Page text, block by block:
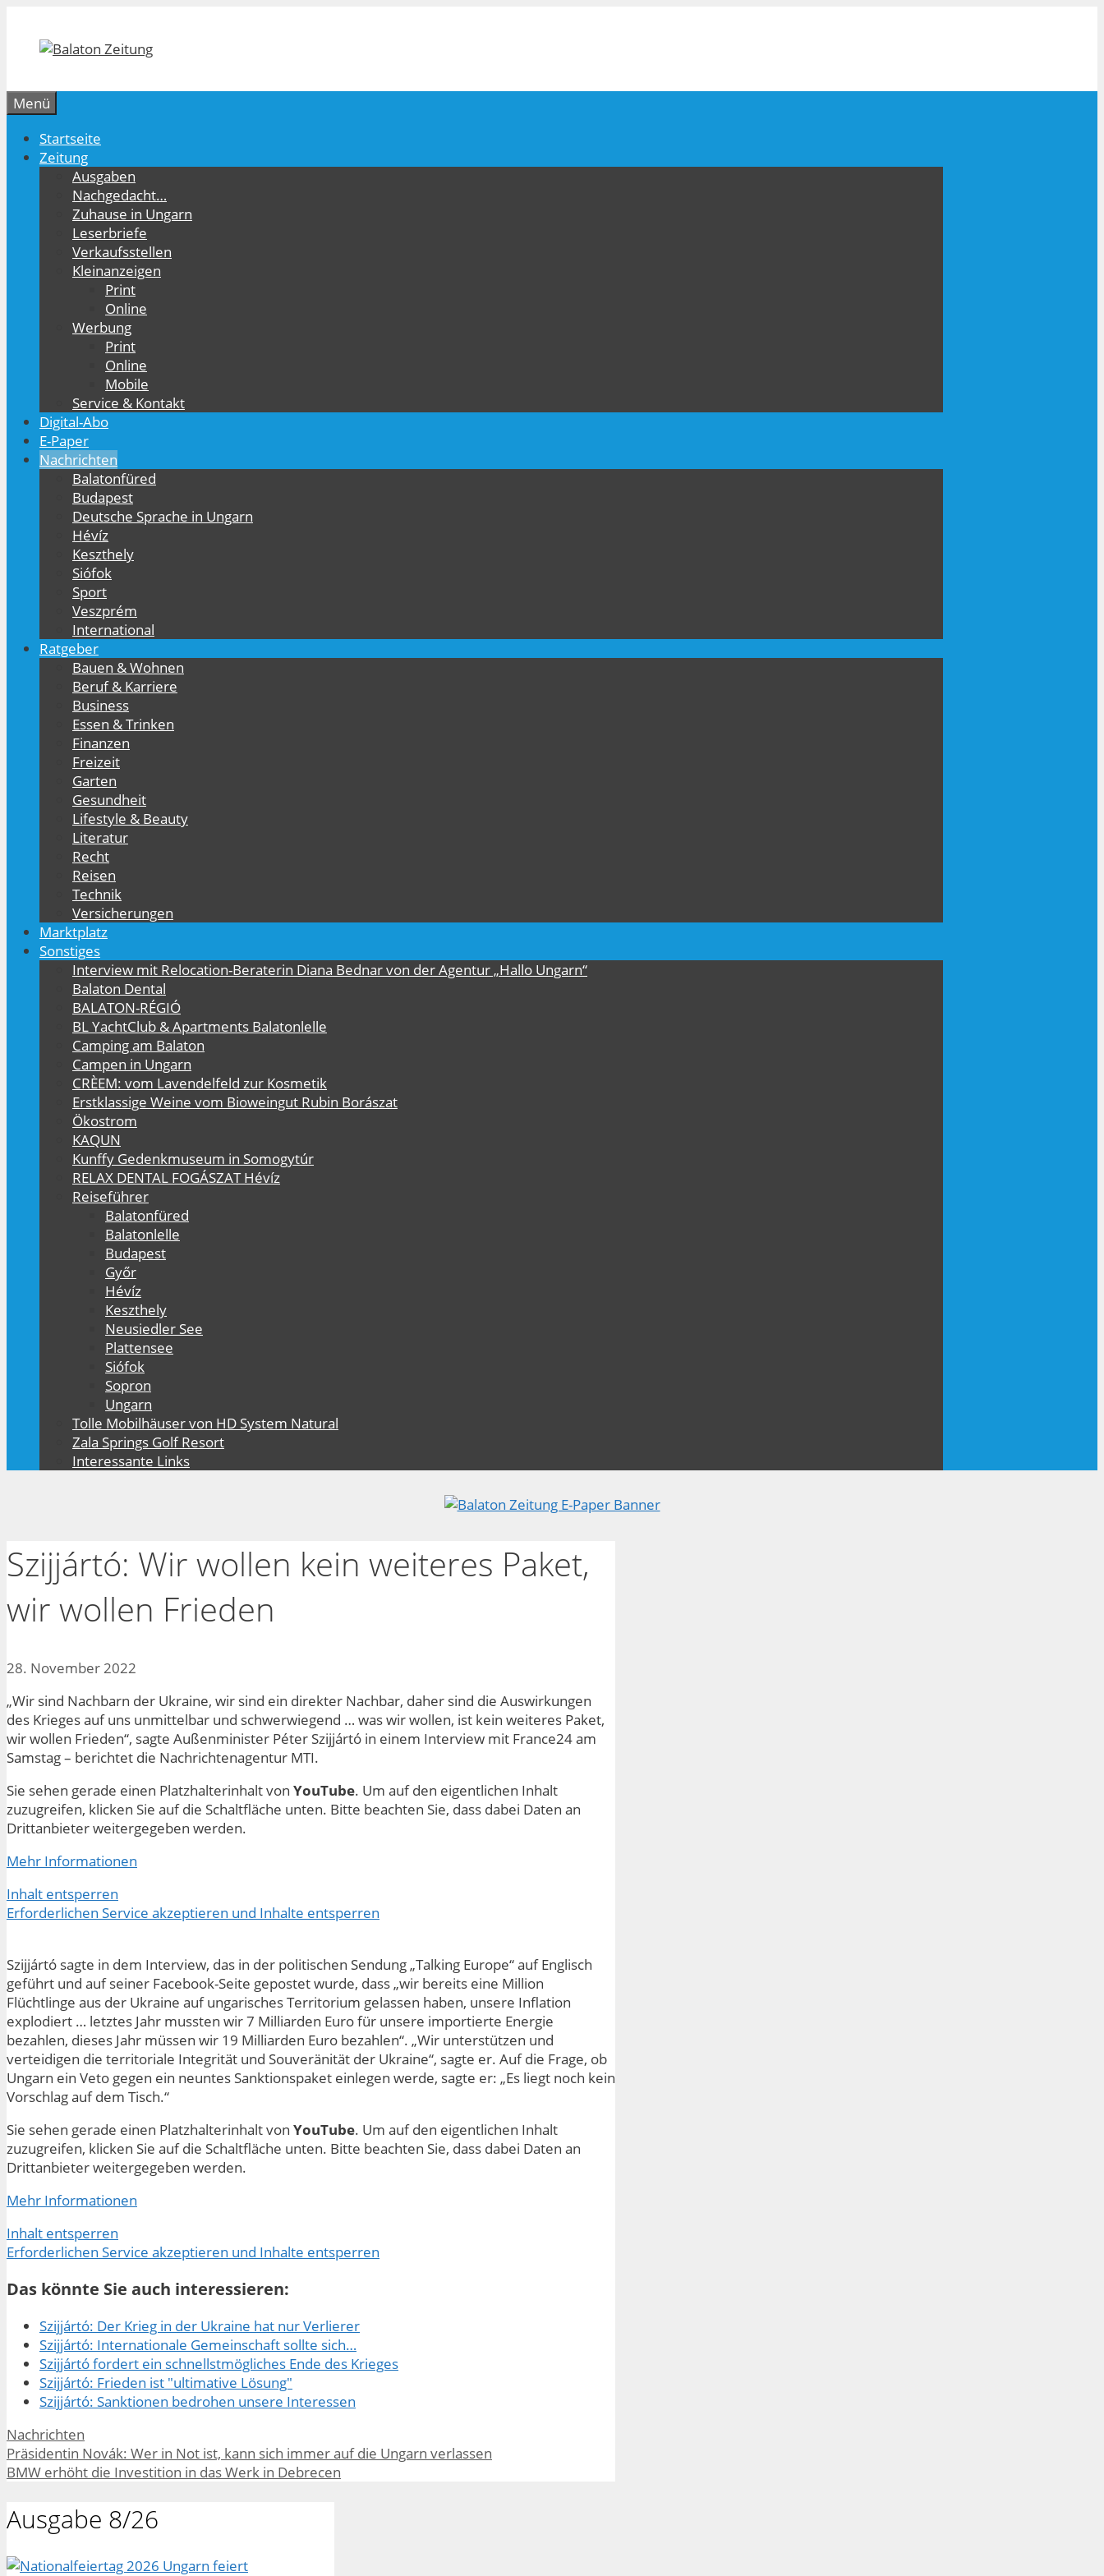
springen
Menü
Startseite
Zeitung
Ausgaben
Nachgedacht…
Zuhause in Ungarn
Leserbriefe
Verkaufsstellen
Kleinanzeigen
Print
Online
Werbung
Print
Online
Mobile
Service & Kontakt
Digital-Abo
E-Paper
Nachrichten
Balatonfüred
Budapest
Deutsche Sprache in Ungarn
Hévíz
Keszthely
Siófok
Sport
Veszprém
International
Ratgeber
Bauen & Wohnen
Beruf & Karriere
Business
Essen & Trinken
Finanzen
Freizeit
Garten
Gesundheit
Lifestyle & Beauty
Literatur
Recht
Reisen
Technik
Versicherungen
Marktplatz
Sonstiges
Interview mit Relocation-Beraterin Diana Bednar von der Agentur „Hallo Ungarn“
Balaton Dental
BALATON-RÉGIÓ
BL YachtClub & Apartments Balatonlelle
Camping am Balaton
Campen in Ungarn
CRÈEM: vom Lavendelfeld zur Kosmetik
Erstklassige Weine vom Bioweingut Rubin Borászat
Ökostrom
KAQUN
Kunffy Gedenkmuseum in Somogytúr
RELAX DENTAL FOGÁSZAT Hévíz
Reiseführer
Balatonfüred
Balatonlelle
Budapest
Győr
Hévíz
Keszthely
Neusiedler See
Plattensee
Siófok
Sopron
Ungarn
Tolle Mobilhäuser von HD System Natural
Zala Springs Golf Resort
Interessante Links
Szijjártó: Wir wollen kein weiteres Paket,
wir wollen Frieden
28. November 2022
„Wir sind Nachbarn der Ukraine, wir sind ein direkter Nachbar, daher sind die Auswirkungen
des Krieges auf uns unmittelbar und schwerwiegend … was wir wollen, ist kein weiteres Paket,
wir wollen Frieden“, sagte Außenminister Péter Szijjártó in einem Interview mit France24 am
Samstag – berichtet die Nachrichtenagentur MTI.
Sie sehen gerade einen Platzhalterinhalt von YouTube. Um auf den eigentlichen Inhalt
zuzugreifen, klicken Sie auf die Schaltfläche unten. Bitte beachten Sie, dass dabei Daten an
Drittanbieter weitergegeben werden.
Mehr Informationen
Inhalt entsperren
Erforderlichen Service akzeptieren und Inhalte entsperren
Szijjártó sagte in dem Interview, das in der politischen Sendung „Talking Europe“ auf Englisch
geführt und auf seiner Facebook-Seite gepostet wurde, dass „wir bereits eine Million
Flüchtlinge aus der Ukraine auf ungarisches Territorium gelassen haben, unsere Inflation
explodiert … letztes Jahr mussten wir 7 Milliarden Euro für unsere importierte Energie
bezahlen, dieses Jahr müssen wir 19 Milliarden Euro bezahlen“. „Wir unterstützen und
verteidigen die territoriale Integrität und Souveränität der Ukraine“, sagte er. Auf die Frage, ob
Ungarn ein Veto gegen ein neuntes Sanktionspaket einlegen werde, sagte er: „Es liegt noch kein
Vorschlag auf dem Tisch.“
Sie sehen gerade einen Platzhalterinhalt von YouTube. Um auf den eigentlichen Inhalt
zuzugreifen, klicken Sie auf die Schaltfläche unten. Bitte beachten Sie, dass dabei Daten an
Drittanbieter weitergegeben werden.
Mehr Informationen
Inhalt entsperren
Erforderlichen Service akzeptieren und Inhalte entsperren
Das könnte Sie auch interessieren:
Szijjártó: Der Krieg in der Ukraine hat nur Verlierer
Szijjártó: Internationale Gemeinschaft sollte sich…
Szijjártó fordert ein schnellstmögliches Ende des Krieges
Szijjártó: Frieden ist "ultimative Lösung"
Szijjártó: Sanktionen bedrohen unsere Interessen
Kategorien
Nachrichten
Präsidentin Novák: Wer in Not ist, kann sich immer auf die Ungarn verlassen
BMW erhöht die Investition in das Werk in Debrecen
Ausgabe 8/26